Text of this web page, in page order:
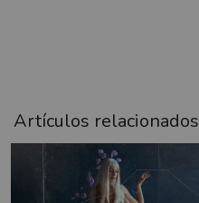
Artículos relacionados